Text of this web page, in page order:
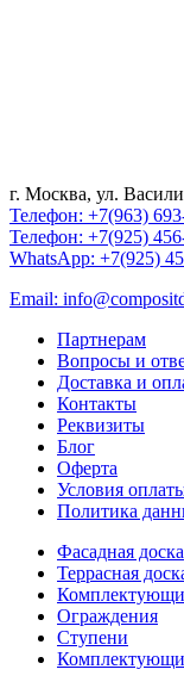
г. Москва, ул.
Телефон: +7(963)
Телефон: +7(925)
WhatsApp: +7(925)
Email:
Партнерам
Вопросы и
Доставка и
Контакты
Реквизиты
Блог
Оферта
Условия
Политика
Фасадная доска
Террасная
Ограждения
Ступени